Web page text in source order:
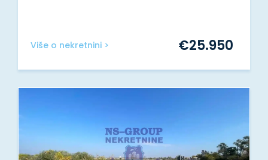
Više o nekretnini > €25.950